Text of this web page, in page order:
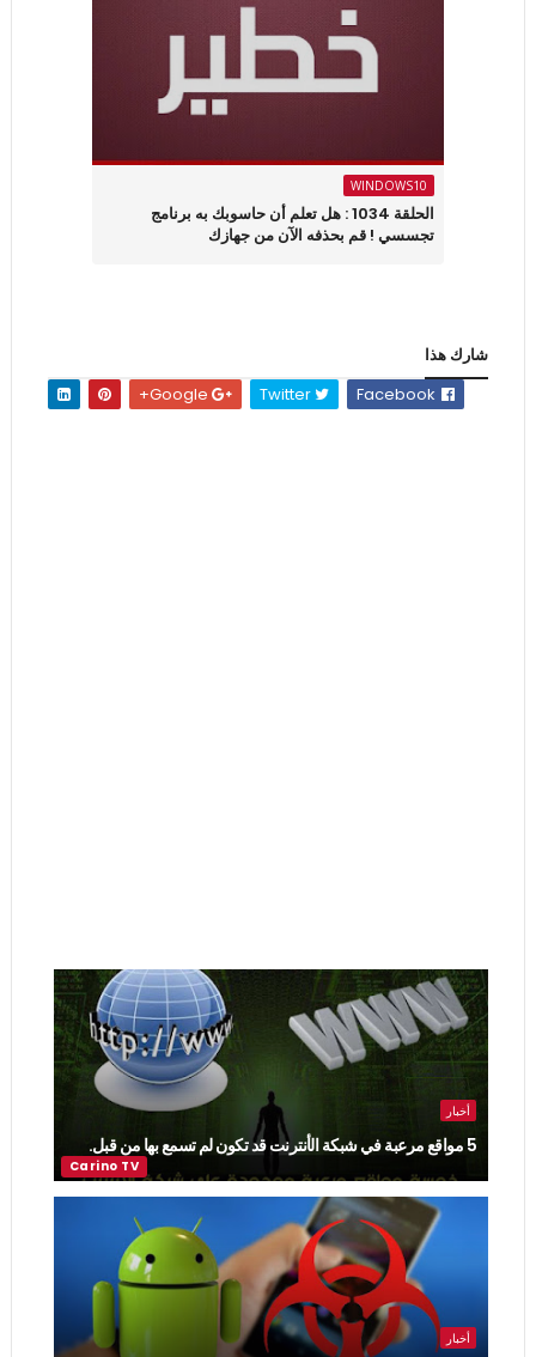
WINDOWS10
الحلقة 1034 : هل تعلم أن حاسوبك به برنامج
تجسسي ! قم بحذفه الآن من جهازك
شارك هذا
Twitter
أخبار
5 مواقع مرعبة في شبكة الأنترنت قد تكون لم تسمع بها من قبل.
أخبار